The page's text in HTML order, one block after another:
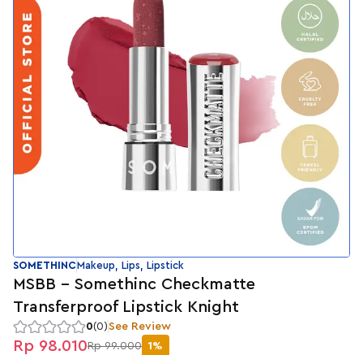
SOMETHINCMakeup, Lips, Lipstick
MSBB - Somethinc Checkmatte
Transferproof Lipstick Knight
0(0)See Review
Rp 98.010Rp 99.000 1%